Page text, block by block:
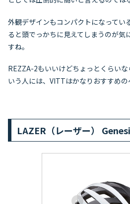
外観デザインもコンパクトになってい
ると頭でっかちに見えてしまうのが気
すね。
REZZA-2もいいけどちょっとくらい
いう人には、VITTはかなりおすすめの
LAZER（レーザー）